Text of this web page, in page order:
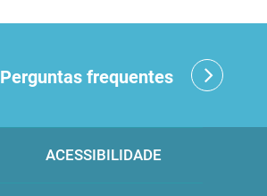
Perguntas frequentes
ACESSIBILIDADE